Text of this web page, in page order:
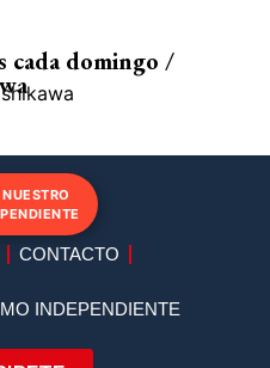
cada domingo /
CONTACTO
INDEPENDIENTE